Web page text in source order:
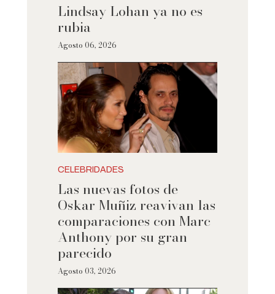
Lindsay Lohan ya no es
rubia
Agosto 06, 2026
CELEBRIDADES
Las nuevas fotos de
Oskar Muñiz reavivan las
comparaciones con Marc
Anthony por su gran
parecido
Agosto 03, 2026